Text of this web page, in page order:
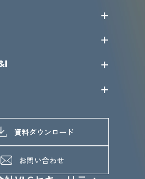
／ビジョン
企業一覧
ュース
別サービス一覧
ー
リー
質問
のマテリアリティ
体制
組み
覧
ンタビュー
資料ダウンロード
お問い合わせ